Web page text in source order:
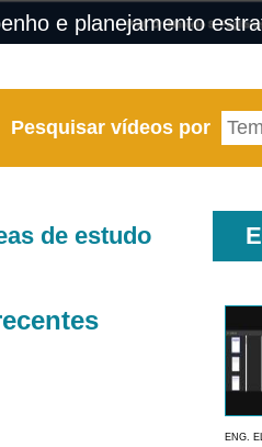
e planejamento
Pesquisar vídeos por
de estudo
ENG.